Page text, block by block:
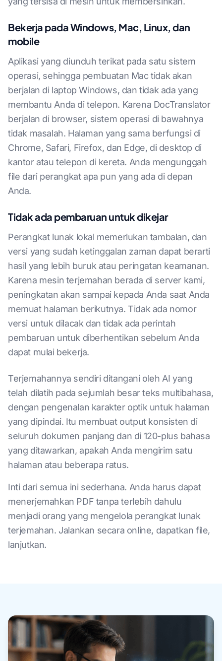
Bekerja pada Windows, Mac, Linux, dan
mobile
Aplikasi yang diunduh terikat pada satu sistem
operasi, sehingga pembuatan Mac tidak akan
berjalan di laptop Windows, dan tidak ada yang
membantu Anda di telepon. Karena DocTranslator
berjalan di browser, sistem operasi di bawahnya
tidak masalah. Halaman yang sama berfungsi di
Chrome, Safari, Firefox, dan Edge, di desktop di
kantor atau telepon di kereta. Anda mengunggah
file dari perangkat apa pun yang ada di depan
Anda.
Tidak ada pembaruan untuk dikejar
Perangkat lunak lokal memerlukan tambalan, dan
versi yang sudah ketinggalan zaman dapat berarti
hasil yang lebih buruk atau peringatan keamanan.
Karena mesin terjemahan berada di server kami,
peningkatan akan sampai kepada Anda saat Anda
memuat halaman berikutnya. Tidak ada nomor
versi untuk dilacak dan tidak ada perintah
pembaruan untuk diberhentikan sebelum Anda
dapat mulai bekerja.
Terjemahannya sendiri ditangani oleh AI yang
telah dilatih pada sejumlah besar teks multibahasa,
dengan pengenalan karakter optik untuk halaman
yang dipindai. Itu membuat output konsisten di
seluruh dokumen panjang dan di 120-plus bahasa
yang ditawarkan, apakah Anda mengirim satu
halaman atau beberapa ratus.
Inti dari semua ini sederhana. Anda harus dapat
menerjemahkan PDF tanpa terlebih dahulu
menjadi orang yang mengelola perangkat lunak
terjemahan. Jalankan secara online, dapatkan file,
lanjutkan.